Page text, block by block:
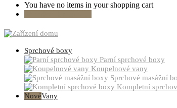
You have no items in your shopping cart
Sprchové boxy
Parní sprchové boxy
Koupelnové vany
Sprchové masážní
Kompletní
NovéVany